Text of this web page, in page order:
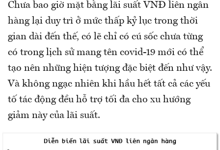
Chưa bao giờ mặt bằng lãi suất VNĐ liên ngân
hàng lại duy trì ở mức thấp kỷ lục trong thời
gian dài đến thế, có lẽ chỉ có cú sốc chưa từng
có trong lịch sử mang tên covid-19 mới có thể
tạo nên những hiện tượng đặc biệt đến như vậy.
Và không ngạc nhiên khi hầu hết tất cả các yếu
tố tác động đều hỗ trợ tối đa cho xu hướng
giảm này của lãi suất.